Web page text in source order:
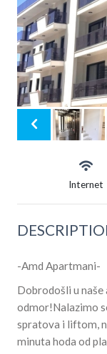
Internet
-Amd Apartmani-
Dobrodošli u naše
odmor!Nalazimo
spratova i liftom,
minuta hoda od